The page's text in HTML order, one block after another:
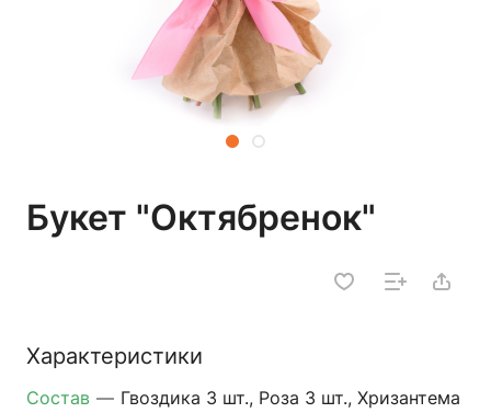
Букет "Октябренок"
Характеристики
Состав — Гвоздика 3 шт., Роза 3 шт., Хризантема